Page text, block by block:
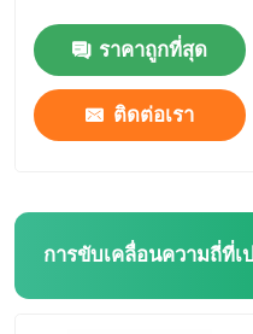
ราคาถูกที่สุด
ติดต่อเรา